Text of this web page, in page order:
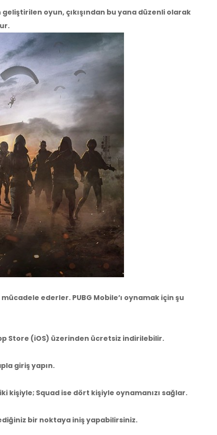
oyun, çıkışından bu yana düzenli olarak
ederler. PUBG Mobile’ı oynamak için şu
Store (iOS) üzerinden ücretsiz indirilebilir.
giriş yapın.
kişiyle; Squad ise dört kişiyle oynamanızı sağlar.
bir noktaya iniş yapabilirsiniz.
tavsiye ederim
tavsiye ederim